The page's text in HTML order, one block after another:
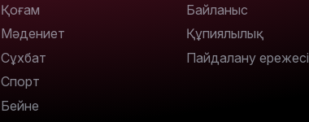
Қоғам
Мәдениет
Сұхбат
Спорт
Бейне
Байланыс
Құпиялылық
Пайдалану ережесі